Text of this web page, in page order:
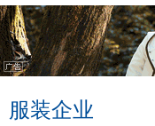
服装企业